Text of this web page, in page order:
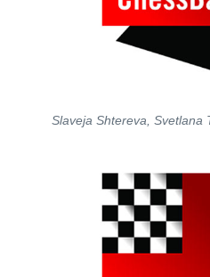
Slaveja Shtereva, Svetlana